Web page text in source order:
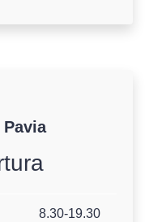
Pavia
8.30-19.30